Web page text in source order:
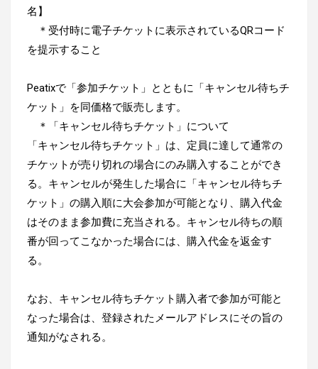
名】
＊受付時に電子チケットに表示されているQRコード
を提示すること
Peatixで「参加チケット」とともに「キャンセル待ちチ
ケット」を同価格で販売します。
＊「キャンセル待ちチケット」について
「キャンセル待ちチケット」は、定員に達して通常の
チケットが売り切れの場合にのみ購入することができ
る。キャンセルが発生した場合に「キャンセル待ちチ
ケット」の購入順に大会参加が可能となり、購入代金
はそのまま参加費に充当される。キャンセル待ちの順
番が回ってこなかった場合には、購入代金を返金す
る。
なお、キャンセル待ちチケット購入者で参加が可能と
なった場合は、登録されたメールアドレスにその旨の
通知がなされる。